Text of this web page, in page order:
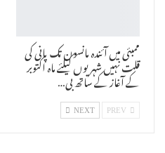
ممبئی میں آئندہ مانسون تک پانی کی
قلت نہیں شہریوں کیلئے ماہ اکتوبر
کے آغاز کے ساتھ بی…
NEXT